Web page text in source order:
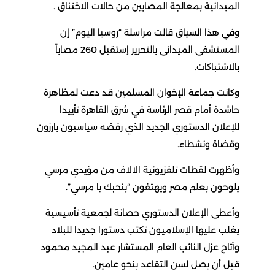
الميدانية بمعالجة المصابين من حالات الاختناق .
وفي هذا السياق قالت مراسلة “روسيا اليوم” إن
المستشفى الميدانى بالتحرير إستقبل 260 مصاباً
بالاشتباكات.
وكانت جماعة الإخوان المسلمين قد دعت لمظاهرة
حاشدة أمام قصر الرئاسة في شرق القاهرة تأييدا
للإعلان الدستوري الجديد الذي رفضه سياسيون بارزون
وقضاة ونشطاء.
وأظهرت لقطات تلفزيونية الالاف من مؤيدي مرسي
يلوحون بعلم مصر ويهتفون “بنحبك يا مرسي”.
وأعطى الإعلان الدستوري حصانة لجمعية تأسيسية
يغلب عليها الإسلاميون تكتب دستورا جديدا للبلاد
وأتاح عزل النائب العام المستشار عبد المجيد محمود
قبل أن يصل لسن التقاعد بنحو عامين.